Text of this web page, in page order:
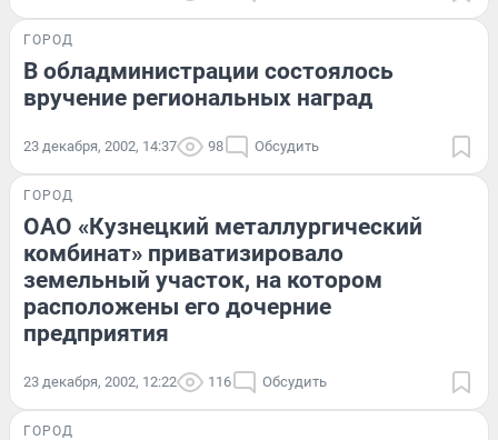
ГОРОД
В обладминистрации состоялось
вручение региональных наград
23 декабря, 2002, 14:37 98 Обсудить
ГОРОД
ОАО «Кузнецкий металлургический
комбинат» приватизировало
земельный участок, на котором
расположены его дочерние
предприятия
23 декабря, 2002, 12:22 116 Обсудить
ГОРОД